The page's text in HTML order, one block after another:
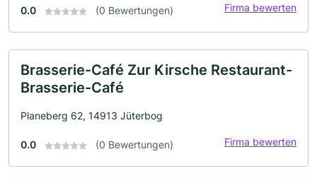
0.0 (0 Bewertungen) Firma bewerten
Brasserie-Café Zur Kirsche Restaurant-
Brasserie-Café
Planeberg 62, 14913 Jüterbog
0.0 (0 Bewertungen) Firma bewerten